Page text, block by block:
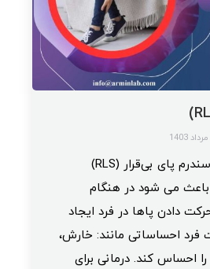
سندرم پای بی‌قرار (RLS) سندرم پای بی‌قرار (RLS)
می ‌شود در هنگام
دادن پاها در فرد ایجاد
احساساتی مانند: خارش،
احساس کند. درمانی برای